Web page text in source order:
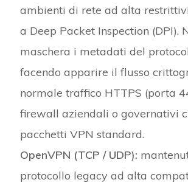
ambienti di rete ad alta
a Deep Packet Inspection (DPI).
maschera i metadati del
facendo apparire il flusso
normale traffico HTTPS (porta
firewall aziendali o governativi
pacchetti VPN standard.
OpenVPN (TCP / UDP):
protocollo legacy ad alta